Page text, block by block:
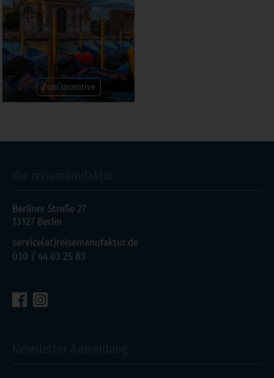
Zum Incentive
Berliner Straße 27
13127 Berlin
service(at)reisemanufaktur.de
030 / 44 03 25 83